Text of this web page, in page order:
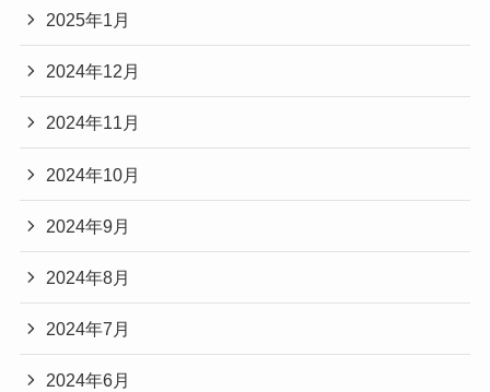
2025年1月
2024年12月
2024年11月
2024年10月
2024年9月
2024年8月
2024年7月
2024年6月